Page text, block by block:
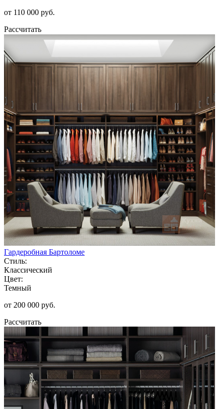
от 110 000 руб.
Рассчитать
Гардеробная Бартоломе
Стиль:
Классический
Цвет:
Темный
от 200 000 руб.
Рассчитать